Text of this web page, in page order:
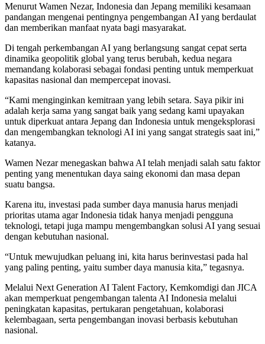
Menurut Wamen Nezar, Indonesia dan Jepang memiliki kesamaan
pandangan mengenai pentingnya pengembangan AI yang berdaulat
dan memberikan manfaat nyata bagi masyarakat.
Di tengah perkembangan AI yang berlangsung sangat cepat serta
dinamika geopolitik global yang terus berubah, kedua negara
memandang kolaborasi sebagai fondasi penting untuk memperkuat
kapasitas nasional dan mempercepat inovasi.
“Kami menginginkan kemitraan yang lebih setara. Saya pikir ini
adalah kerja sama yang sangat baik yang sedang kami upayakan
untuk diperkuat antara Jepang dan Indonesia untuk mengeksplorasi
dan mengembangkan teknologi AI ini yang sangat strategis saat ini,”
katanya.
Wamen Nezar menegaskan bahwa AI telah menjadi salah satu faktor
penting yang menentukan daya saing ekonomi dan masa depan
suatu bangsa.
Karena itu, investasi pada sumber daya manusia harus menjadi
prioritas utama agar Indonesia tidak hanya menjadi pengguna
teknologi, tetapi juga mampu mengembangkan solusi AI yang sesuai
dengan kebutuhan nasional.
“Untuk mewujudkan peluang ini, kita harus berinvestasi pada hal
yang paling penting, yaitu sumber daya manusia kita,” tegasnya.
Melalui Next Generation AI Talent Factory, Kemkomdigi dan JICA
akan memperkuat pengembangan talenta AI Indonesia melalui
peningkatan kapasitas, pertukaran pengetahuan, kolaborasi
kelembagaan, serta pengembangan inovasi berbasis kebutuhan
nasional.